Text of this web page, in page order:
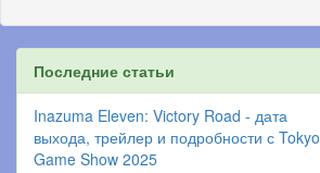
Последние статьи
Inazuma Eleven: Victory Road - дата
выхода, трейлер и подробности с Tokyo
Game Show 2025